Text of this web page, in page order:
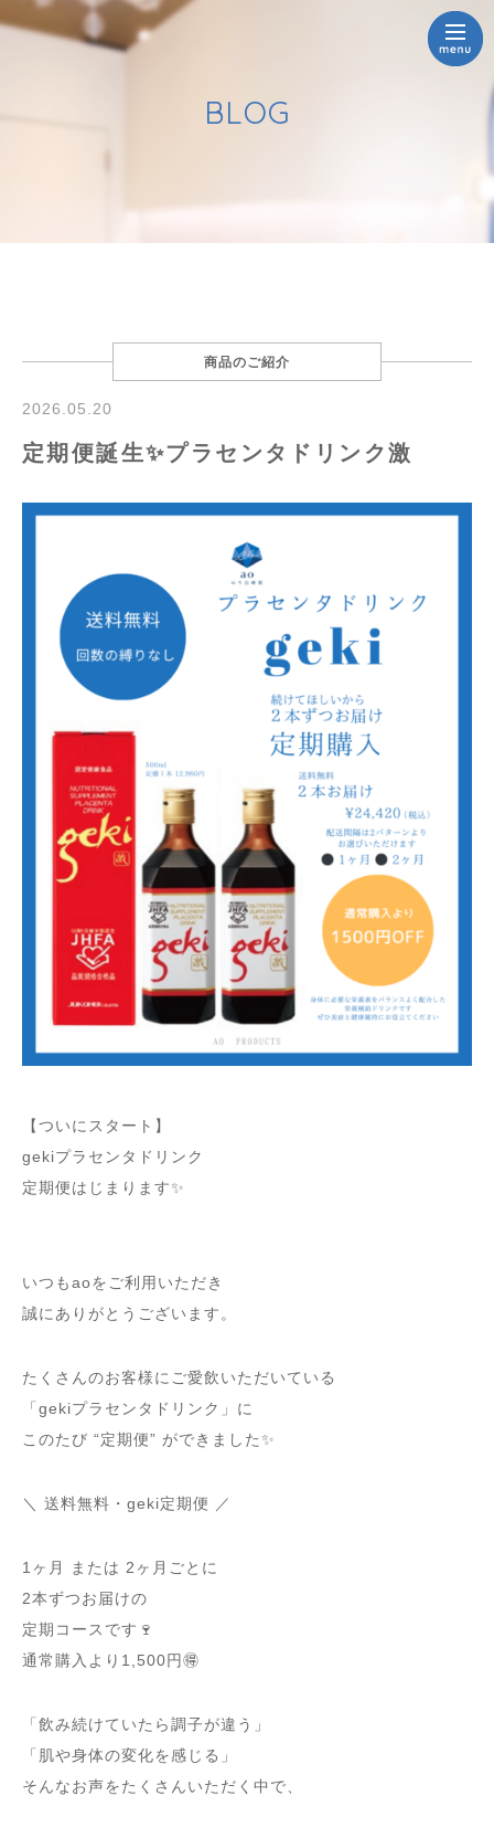
BLOG
商品のご紹介
2026.05.20
定期便誕生✨プラセンタドリンク激
【ついにスタート】
gekiプラセンタドリンク
定期便はじまります✨
いつもaoをご利用いただき
誠にありがとうございます。
たくさんのお客様にご愛飲いただいている
「gekiプラセンタドリンク」に
このたび “定期便” ができました✨
＼ 送料無料・geki定期便 ／
1ヶ月 または 2ヶ月ごとに
2本ずつお届けの
定期コースです🍷
通常購入より1,500円🉐
「飲み続けていたら調子が違う」
「肌や身体の変化を感じる」
そんなお声をたくさんいただく中で、